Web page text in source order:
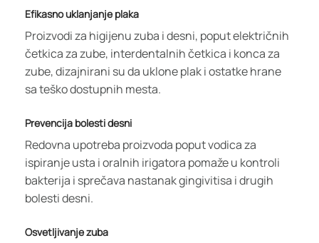
Efikasno uklanjanje plaka
Proizvodi za higijenu zuba i desni, poput električnih
četkica za zube, interdentalnih četkica i konca za
zube, dizajnirani su da uklone plak i ostatke hrane
sa teško dostupnih mesta.
Prevencija bolesti desni
Redovna upotreba proizvoda poput vodica za
ispiranje usta i oralnih irigatora pomaže u kontroli
bakterija i sprečava nastanak gingivitisa i drugih
bolesti desni.
Osvetljivanje zuba